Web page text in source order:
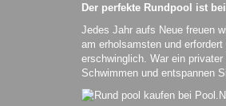
Der perfekte Rundpool ist
Jedes Jahr aufs Neue freuen
am erholsamsten und
erschwinglich. War ein
Schwimmen und entspannen